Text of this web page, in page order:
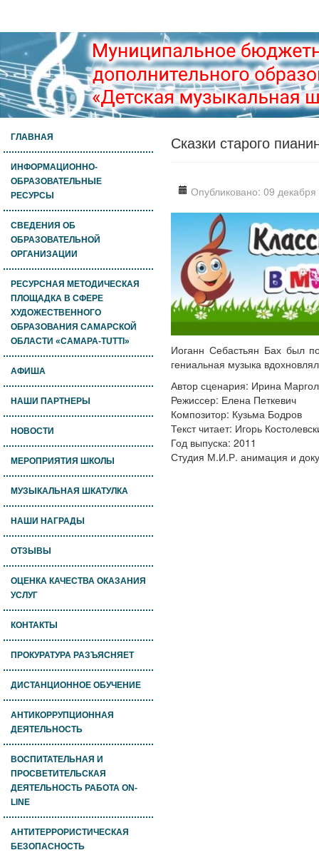
ГЛАВНАЯ
ИНФОРМАЦИОННО-
ОБРАЗОВАТЕЛЬНЫЕ
РЕСУРСЫ
СВЕДЕНИЯ ОБ
ОБРАЗОВАТЕЛЬНОЙ
ОРГАНИЗАЦИИ
РЕСУРСНАЯ МЕТОДИЧЕСКАЯ
ПЛОЩАДКА В СФЕРЕ
ХУДОЖЕСТВЕННОГО
ОБРАЗОВАНИЯ САМАРСКОЙ
ОБЛАСТИ «САМАРА-TUTTI»
АФИША
НАШИ ПАРТНЕРЫ
НОВОСТИ
МЕРОПРИЯТИЯ ШКОЛЫ
МУЗЫКАЛЬНАЯ ШКАТУЛКА
НАШИ НАГРАДЫ
ОТЗЫВЫ
ОЦЕНКА КАЧЕСТВА ОКАЗАНИЯ
УСЛУГ
КОНТАКТЫ
ПРОКУРАТУРА РАЗЪЯСНЯЕТ
ДИСТАНЦИОННОЕ ОБУЧЕНИЕ
АНТИКОРРУПЦИОННАЯ
ДЕЯТЕЛЬНОСТЬ
ВОСПИТАТЕЛЬНАЯ И
ПРОСВЕТИТЕЛЬСКАЯ
ДЕЯТЕЛЬНОСТЬ РАБОТА ON-
LINE
АНТИТЕРРОРИСТИЧЕСКАЯ
БЕЗОПАСНОСТЬ
Сказки старого
Опубликовано: 09
Иоганн Себастьян Бах был
гениальная музыка
Автор сценария: Ирина
Режиссер: Елена Петкевич
Композитор: Кузьма Бодров
Текст читает: Игорь
Год выпуска: 2011
Студия М.И.Р. анимация и